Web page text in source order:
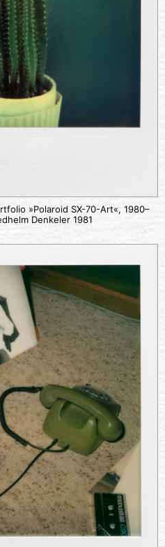
»Polaroid SX-70-Art«, 1980–
Denkeler 1981